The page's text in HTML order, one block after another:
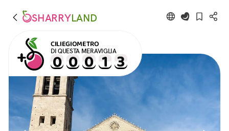
SHARRYLAND
CILIEGIOMETRO
DI QUESTA MERAVIGLIA